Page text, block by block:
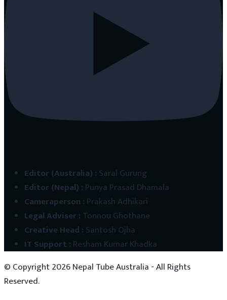
Editor (Australia) : Saral Gurung
Editor (Nepal) : Punya Prasad Dhamala
Cameraperson : Prakash Adhikari
Legal Adviser: Tonnou Ghothane
Creative Head : Santosh Ojha
IT Support : Resham Kumar Khadka
© Copyright2026Nepal Tube Australia - All Rights
Reserved.